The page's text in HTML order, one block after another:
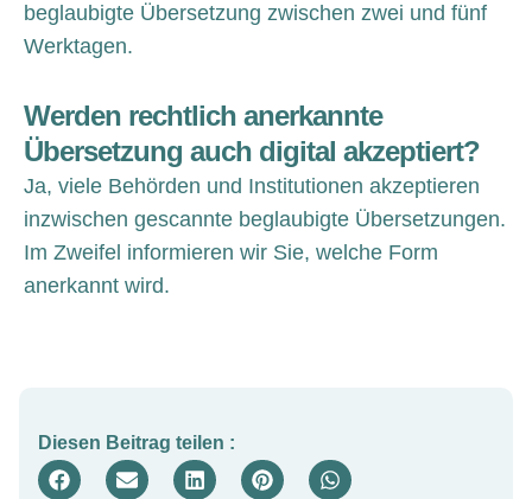
beglaubigte Übersetzung zwischen zwei und fünf
Werktagen.
Werden rechtlich anerkannte
Übersetzung auch digital akzeptiert?
Ja, viele Behörden und Institutionen akzeptieren
inzwischen gescannte beglaubigte Übersetzungen.
Im Zweifel informieren wir Sie, welche Form
anerkannt wird.
Diesen Beitrag teilen :